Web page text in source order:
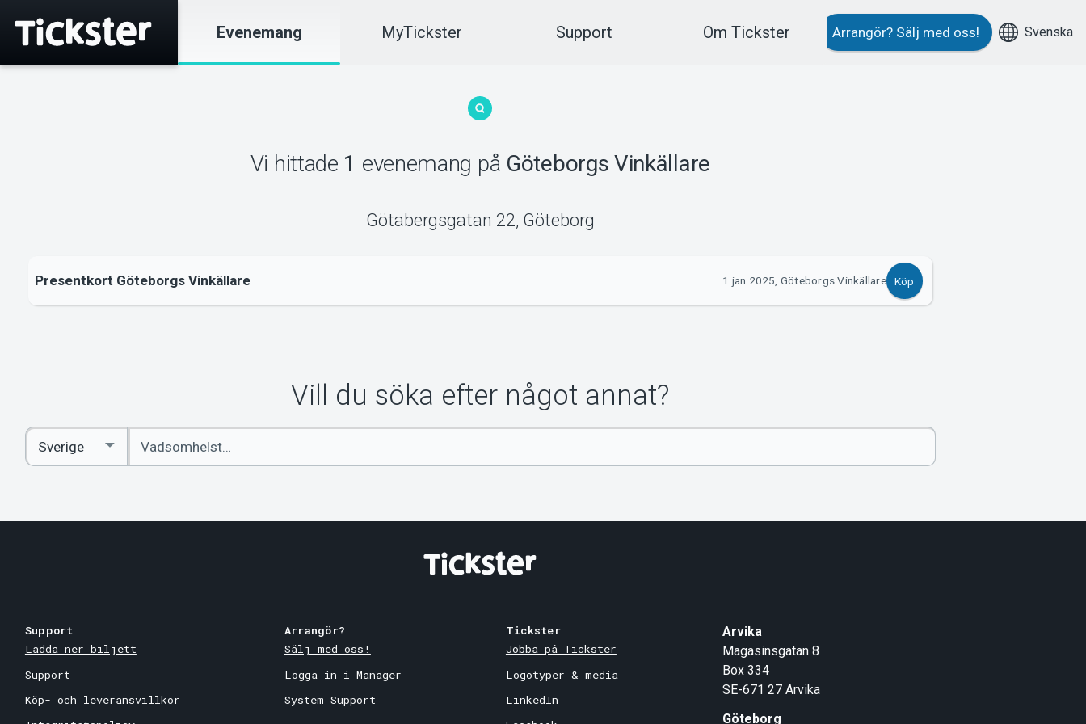
Evenemang MyTickster Support Om Tickster Arrangör? Sälj med oss! Svenska
Vi hittade 1 evenemang på Göteborgs Vinkällare
Götabergsgatan 22, Göteborg
Presentkort Göteborgs Vinkällare 1 jan 2025, Göteborgs Vinkällare Köp
Vill du söka efter något annat?
Ange
sökord
Select
Country
Support
Ladda ner biljett
Support
Köp- och leveransvillkor
Arrangör?
Sälj med oss!
Logga in i Manager
System Support
Tickster
Jobba på Tickster
Logotyper & media
LinkedIn
Arvika
Magasinsgatan 8
Box 334
SE-671 27 Arvika
Göteborg